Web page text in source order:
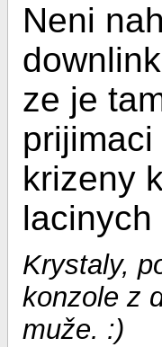
Neni
ze je
krizeny
Krystaly,
konzole z
muže. :)